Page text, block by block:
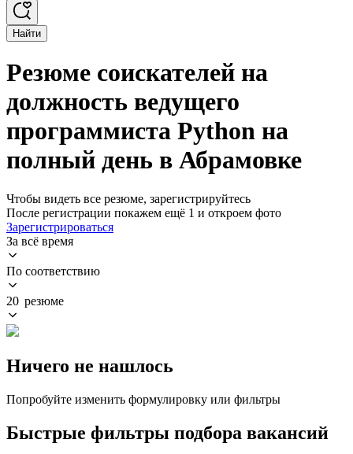
Найти
Резюме соискателей на
должность ведущего
программиста Python на
полный день в Абрамовке
Чтобы видеть все резюме, зарегистрируйтесь
После регистрации покажем ещё 1 и откроем фото
Зарегистрироваться
За всё время
По соответствию
20 резюме
Ничего не нашлось
Попробуйте изменить формулировку или фильтры
Быстрые фильтры подбора вакансий